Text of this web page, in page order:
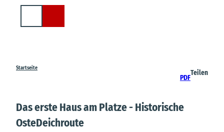
Startseite
PDF
Teilen
Das erste Haus am Platze - Historische
OsteDeichroute